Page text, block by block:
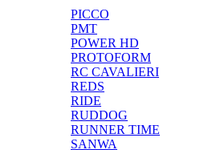
PICCO
PMT
POWER HD
PROTOFORM
RC CAVALIERI
REDS
RIDE
RUDDOG
RUNNER TIME
SANWA